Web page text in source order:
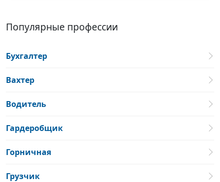
Популярные профессии
Бухгалтер
Вахтер
Водитель
Гардеробщик
Горничная
Грузчик